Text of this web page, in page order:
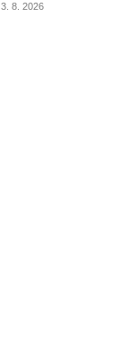
3. 8. 2026